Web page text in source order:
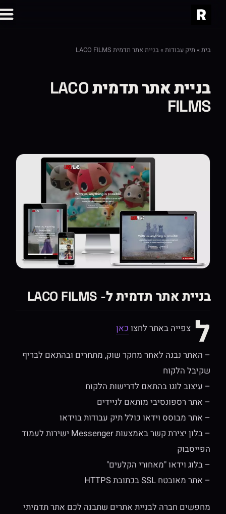
בית»תיק עבודות»בניית אתר תדמית LACO FILMS
בניית אתר תדמית LACO
FILMS
בניית אתר תדמית ל- LACO FILMS
ל צפייה באתר לחצוכאן
– האתר נבנה לאחר מחקר שוק, מתחרים ובהתאם לבריף
שקיבל הלקוח
– עיצוב לוגו בהתאם לדרישות הלקוח
– אתר רספונסיבי מותאם לניידים
– אתר מבוסס וידאו כולל תיק עבודות בוידאו
– בלון יצירת קשר באמצעות Messenger ישירות לעמוד
הפייסבוק
– בלוג וידאו "מאחורי הקלעים"
– אתר מאובטח SSL בכתובת HTTPS
מחפשים חברה לבניית אתרים שתבנה לכם אתר תדמיתי